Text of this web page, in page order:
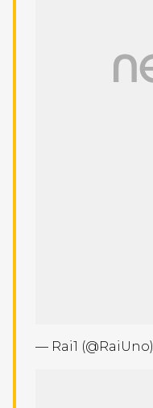
— Rai1 (@RaiUno)